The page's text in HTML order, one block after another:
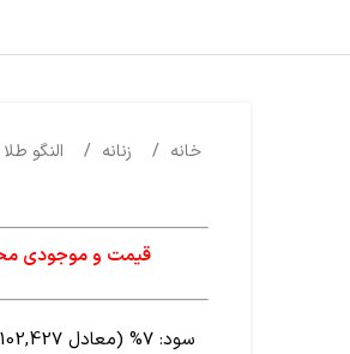
خانه زنانه النگو
قیمت و موجودی
سود: 7% (معادل 10,102,427 تومان)